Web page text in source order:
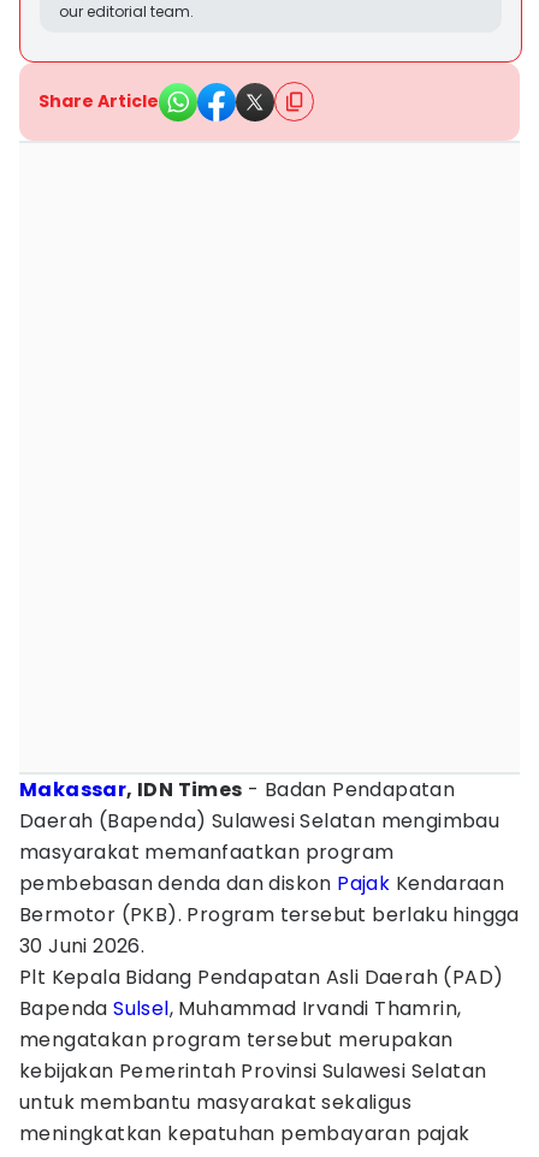
our editorial team.
Share Article
Makassar, IDN Times - Badan Pendapatan
Daerah (Bapenda) Sulawesi Selatan mengimbau
masyarakat memanfaatkan program
pembebasan denda dan diskon Pajak Kendaraan
Bermotor (PKB). Program tersebut berlaku hingga
30 Juni 2026.
Plt Kepala Bidang Pendapatan Asli Daerah (PAD)
BapendaSulsel, Muhammad Irvandi Thamrin,
mengatakan program tersebut merupakan
kebijakan Pemerintah Provinsi Sulawesi Selatan
untuk membantu masyarakat sekaligus
meningkatkan kepatuhan pembayaran pajak